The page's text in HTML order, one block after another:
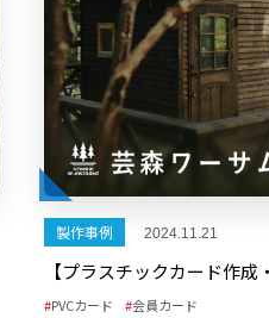
製作事例 2024.11.21
PVCカード 会員カード